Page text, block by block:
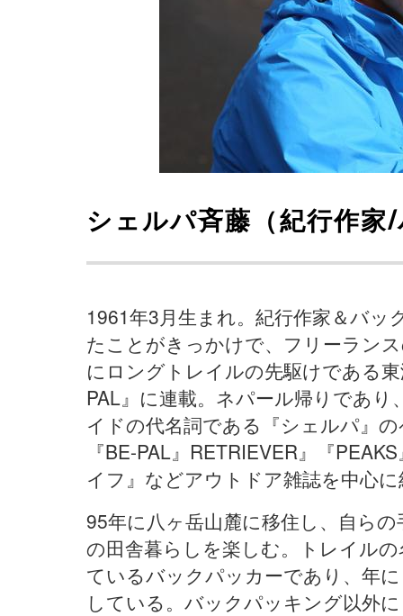
シェルパ斉藤（紀行作家
1961年3月生まれ。紀行作家＆バッ
たことがきっかけで、フリーラン
にロングトレイルの先駆けである
PAL』に連載。ネパール帰りであ
イドの代名詞である『シェルパ』
『BE-PAL』RETRIEVER』『
イフ』などアウトドア雑誌を中心
95年に八ヶ岳山麓に移住し、自ら
の田舎暮らしを楽しむ。トレイル
ているバックパッカーであり、年
している。バックパッキング以外